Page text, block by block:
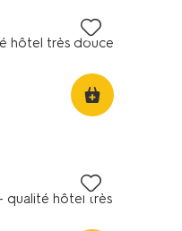
hôtel très douce
qualité hôtel très